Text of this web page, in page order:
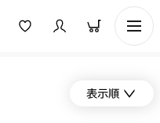
表示順